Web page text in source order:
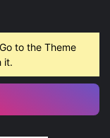
to the Theme
it.